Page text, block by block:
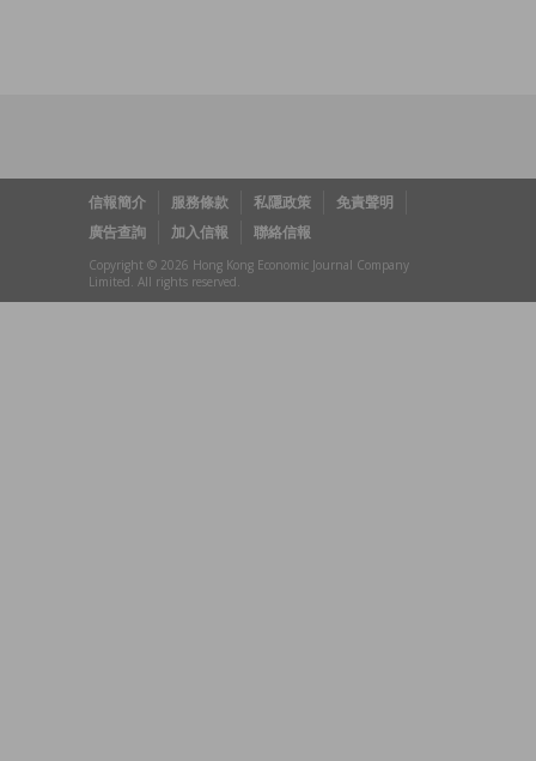
信報簡介 服務條款 私隱政策
免責聲明
廣告查詢
加入信報 聯絡信報
Copyright © 2026 Hong Kong Economic Journal Company
Limited. All rights reserved.